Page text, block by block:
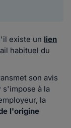
existe un lien
habituel du
son avis
s'impose à la
la
l'origine